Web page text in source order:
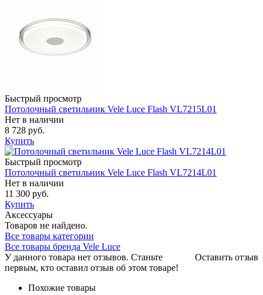
Быстрый просмотр
Потолочный светильник Vele Luce Flash VL7215L01
Нет в наличии
8 728 руб.
Купить
Быстрый просмотр
Потолочный светильник Vele Luce Flash VL7214L01
Нет в наличии
11 300 руб.
Купить
Аксессуары
Товаров не найдено.
Все товары категории
Все товары бренда Vele Luce
Оставить отзыв
У данного товара нет отзывов. Станьте
первым, кто оставил отзыв об этом товаре!
Похожие товары